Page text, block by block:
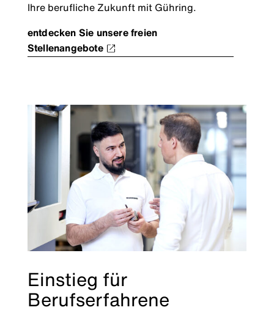
Ihre berufliche Zukunft mit Gühring.
entdecken Sie unsere freien
Stellenangebote
Einstieg für
Berufserfahrene